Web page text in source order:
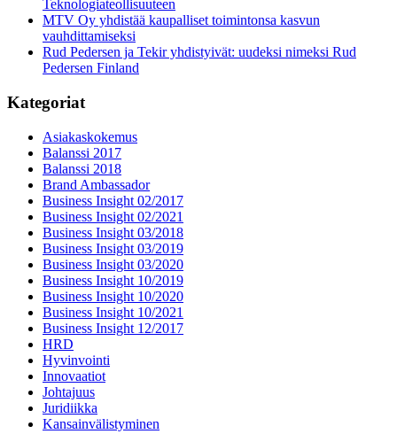
Teknologiateollisuuteen
MTV Oy yhdistää kaupalliset toimintonsa kasvun
vauhdittamiseksi
Rud Pedersen ja Tekir yhdistyivät: uudeksi nimeksi Rud
Pedersen Finland
Kategoriat
Asiakaskokemus
Balanssi 2017
Balanssi 2018
Brand Ambassador
Business Insight 02/2017
Business Insight 02/2021
Business Insight 03/2018
Business Insight 03/2019
Business Insight 03/2020
Business Insight 10/2019
Business Insight 10/2020
Business Insight 10/2021
Business Insight 12/2017
HRD
Hyvinvointi
Innovaatiot
Johtajuus
Juridiikka
Kansainvälistyminen